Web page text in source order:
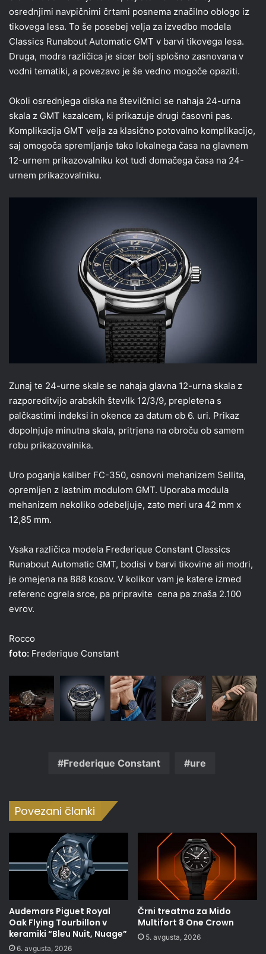
osrednjimi navpičnimi črtami posnema značilno oblogo iz
tikovega lesa. To še posebej velja za izvedbo modela
Classics Runabout Automatic GMT v barvi tikovega lesa.
Druga, modra različica je sicer bolj splošno zasnovana v
vodni tematiki, a povezavo je še vedno mogoče opaziti.
Okoli osrednjega diska na številčnici se nahaja 24-urna
skala z GMT kazalcem, ki prikazuje drugi časovni pas.
Komplikacija GMT velja za klasično potovalno komplikacijo,
saj omogoča spremljanje tako lokalnega časa na glavnem
12-urnem prikazovalniku kot tudi domačega časa na 24-
urnem prikazovalniku.
Zunaj te 24-urne skale se nahaja glavna 12-urna skala z
razporeditvijo arabskih številk 12/3/9, prepletena s
palčkastimi indeksi in okence za datum ob 6. uri. Prikaz
dopolnjuje minutna skala, pritrjena na obroču ob samem
robu prikazovalnika.
Uro poganja kaliber FC-350, osnovni mehanizem Sellita,
opremljen z lastnim modulom GMT. Uporaba modula
mehanizem nekoliko odebeljuje, zato meri ura 42 mm x
12,85 mm.
Vsaka različica modela Frederique Constant Classics
Runabout Automatic GMT, bodisi v barvi tikovine ali modri,
je omejena na 888 kosov. V kolikor vam je katere izmed
referenc ogrela srce, pa pripravite cena pa znaša 2.100
evrov.
Rocco
foto: Frederique Constant
Frederique Constant ure
Povezani članki
Audemars Piguet Royal
Oak Flying Tourbillon v
keramiki “Bleu Nuit, Nuage”
6. avgusta, 2026
Črni treatma za Mido
Multifort 8 One Crown
5. avgusta, 2026